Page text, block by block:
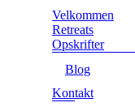
Velkommen
Retreats
Opskrifter
Blog
Kontakt